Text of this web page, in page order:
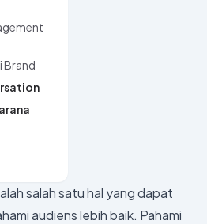
Brand
salah satu hal yang dapat
audiens lebih baik. Pahami